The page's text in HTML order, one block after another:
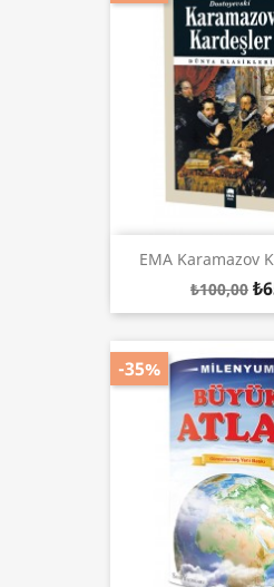
EMA Karamazov
₺100,00
-35%